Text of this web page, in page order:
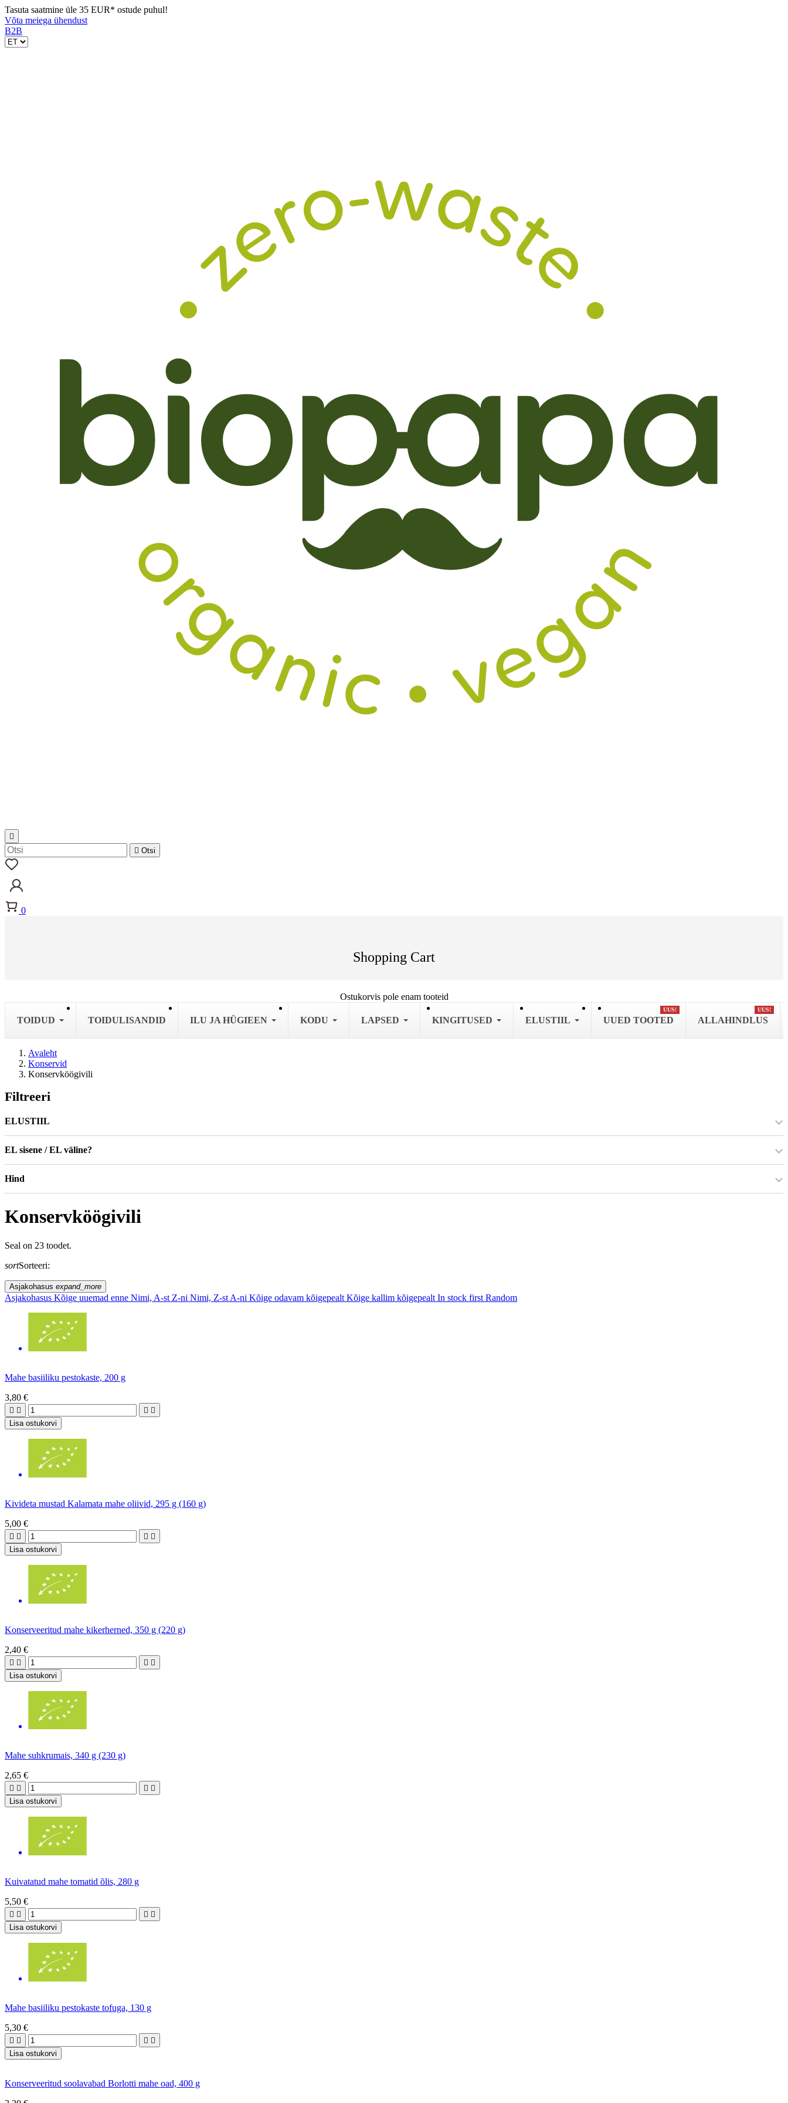
Tasuta saatmine üle 35 EUR* ostude puhul!
Võta meiega ühendust
B2B

 Otsi
0
Shopping Cart
Ostukorvis pole enam tooteid
TOIDUD TOIDULISANDID ILU JA HÜGIEEN KODU LAPSED KINGITUSED ELUSTIIL UUED TOOTED
UUS!
ALLAHINDLUS
UUS!
Avaleht
Konservid
Konservköögivili
Filtreeri
ELUSTIIL
EL sisene / EL väline?
Hind
Konservköögivili
Seal on 23 toodet.
sortSorteeri:
Asjakohasus expand_more
Asjakohasus Kõige uuemad enne Nimi, A-st Z-ni Nimi, Z-st A-ni Kõige odavam kõigepealt Kõige kallim kõigepealt In stock first Random
Mahe basiiliku pestokaste, 200 g
3,80 €
   
Lisa ostukorvi
Kivideta mustad Kalamata mahe oliivid, 295 g (160 g)
5,00 €
   
Lisa ostukorvi
Konserveeritud mahe kikerherned, 350 g (220 g)
2,40 €
   
Lisa ostukorvi
Mahe suhkrumais, 340 g (230 g)
2,65 €
   
Lisa ostukorvi
Kuivatatud mahe tomatid õlis, 280 g
5,50 €
   
Lisa ostukorvi
Mahe basiiliku pestokaste tofuga, 130 g
5,30 €
   
Lisa ostukorvi
Konserveeritud soolavabad Borlotti mahe oad, 400 g